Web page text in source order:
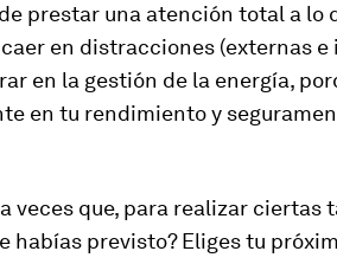
prestar una atención total a lo
en distracciones (externas
en la gestión de la energía,
en tu rendimiento y
veces que, para realizar ciertas
habías previsto? Eliges tu